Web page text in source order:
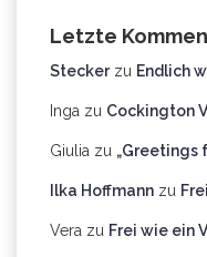
Letzte
Steckerzu Endlich
Inga zu Cockington
Giulia zu „Greetings
Ilka Hoffmann zu
Vera zu Frei wie ein